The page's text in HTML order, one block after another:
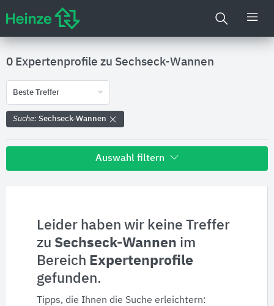
0 Expertenprofile zu Sechseck-Wannen
Beste Treffer
Suche: Sechseck-Wannen
Auswahl filtern
Produktinformationen
Produktdaten
Leider haben wir keine Treffer
zu Sechseck-Wannen im
Bereich Expertenprofile
gefunden.
Tipps, die Ihnen die Suche erleichtern: